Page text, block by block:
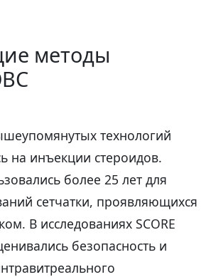
методы
технологий
на инъекции стероидов.
более 25 лет для
сетчатки, проявляющихся
В исследованиях SCORE
безопасность и